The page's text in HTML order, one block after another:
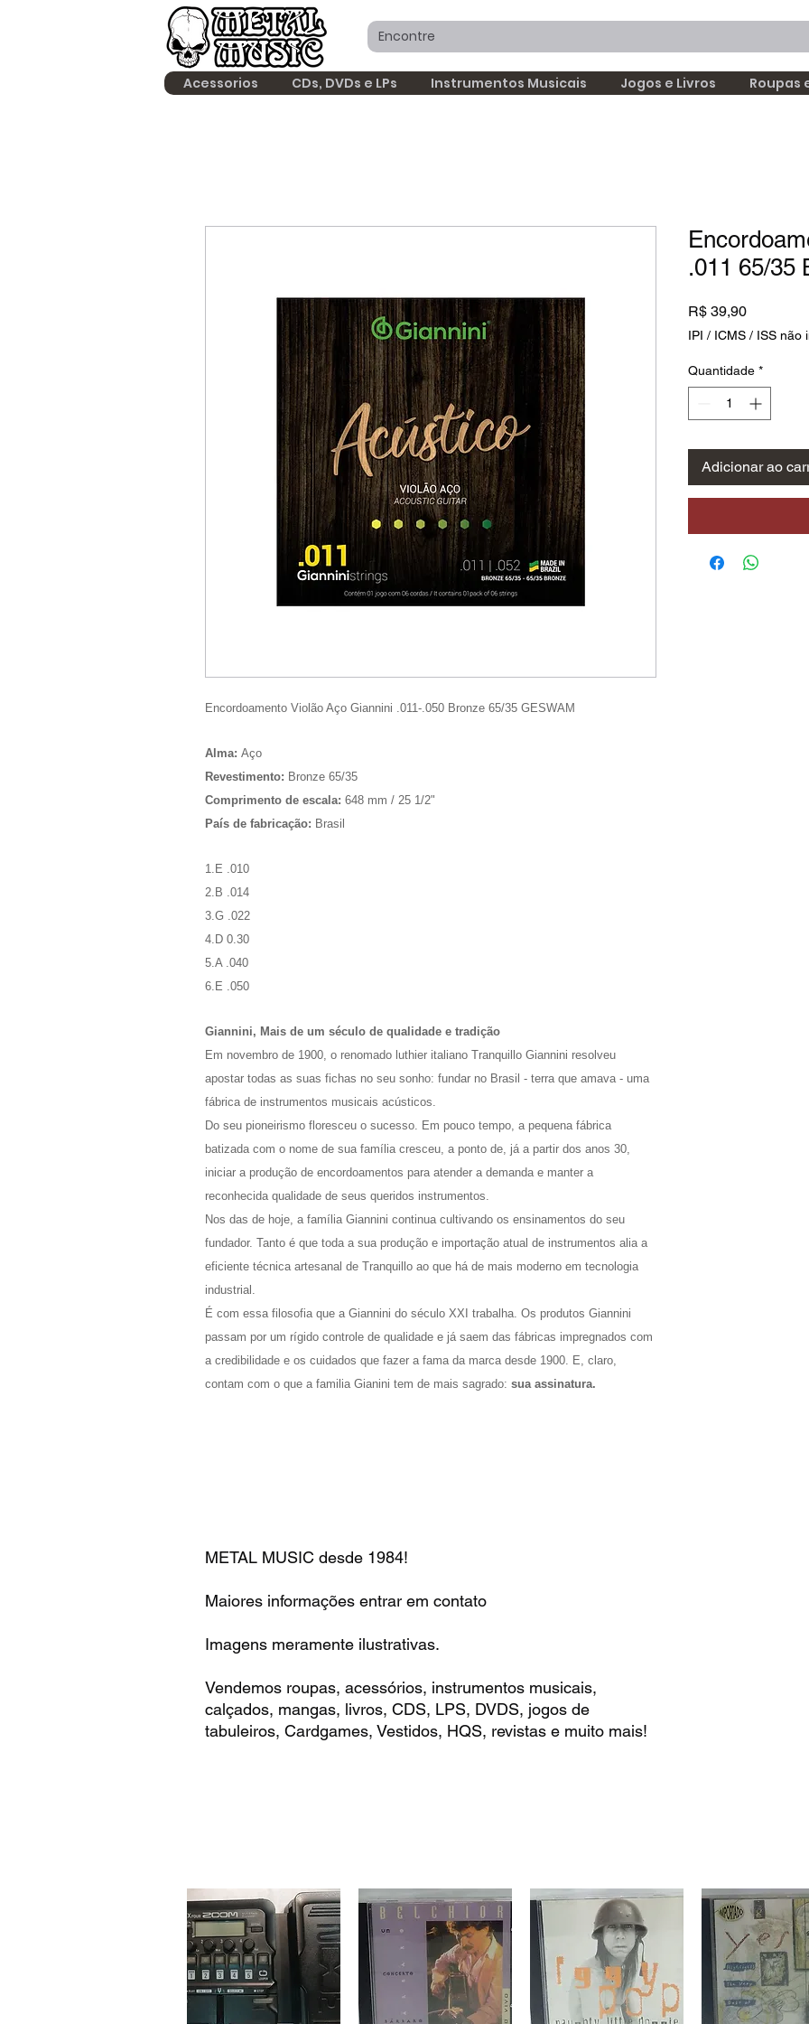
Acessorios CDs, DVDs e LPs Instrumentos Musicais Jogos e Livros Roupas
Encordoamento Violão Aço Giannini .011-.050 Bronze 65/35 GESWAM
Alma: Aço
Revestimento: Bronze 65/35
Comprimento de escala: 648 mm / 25 1/2"
País de fabricação: Brasil
1.E .010
2.B .014
3.G .022
4.D 0.30
5.A .040
6.E .050
Giannini, Mais de um século de qualidade e tradição
Em novembro de 1900, o renomado luthier italiano Tranquillo Giannini resolveu
apostar todas as suas fichas no seu sonho: fundar no Brasil - terra que amava - uma
fábrica de instrumentos musicais acústicos.
Do seu pioneirismo floresceu o sucesso. Em pouco tempo, a pequena fábrica
batizada com o nome de sua família cresceu, a ponto de, já a partir dos anos 30,
iniciar a produção de encordoamentos para atender a demanda e manter a
reconhecida qualidade de seus queridos instrumentos.
Nos das de hoje, a família Giannini continua cultivando os ensinamentos do seu
fundador. Tanto é que toda a sua produção e importação atual de instrumentos alia a
eficiente técnica artesanal de Tranquillo ao que há de mais moderno em tecnologia
industrial.
É com essa filosofia que a Giannini do século XXI trabalha. Os produtos Giannini
passam por um rígido controle de qualidade e já saem das fábricas impregnados com
a credibilidade e os cuidados que fazer a fama da marca desde 1900. E, claro,
contam com o que a familia Gianini tem de mais sagrado: sua assinatura.
METAL MUSIC desde 1984!
Maiores informações entrar em contato
Imagens meramente ilustrativas.
Vendemos roupas, acessórios, instrumentos musicais,
calçados, mangas, livros, CDS, LPS, DVDS, jogos de
tabuleiros, Cardgames, Vestidos, HQS, revistas e muito mais!
.011 65/35
R$ 39,90Preço
IPI / ICMS / ISS não
Quantidade *
Adicionar ao